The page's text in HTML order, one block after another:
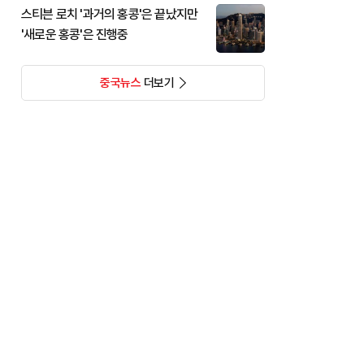
스티븐 로치 '과거의 홍콩'은 끝났지만
'새로운 홍콩'은 진행중
중국뉴스더보기